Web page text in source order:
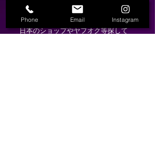
今ではなかなか出回る事も少なくなり
ました！
日本のショップやヤフオク等探して
Phone Email Instagram